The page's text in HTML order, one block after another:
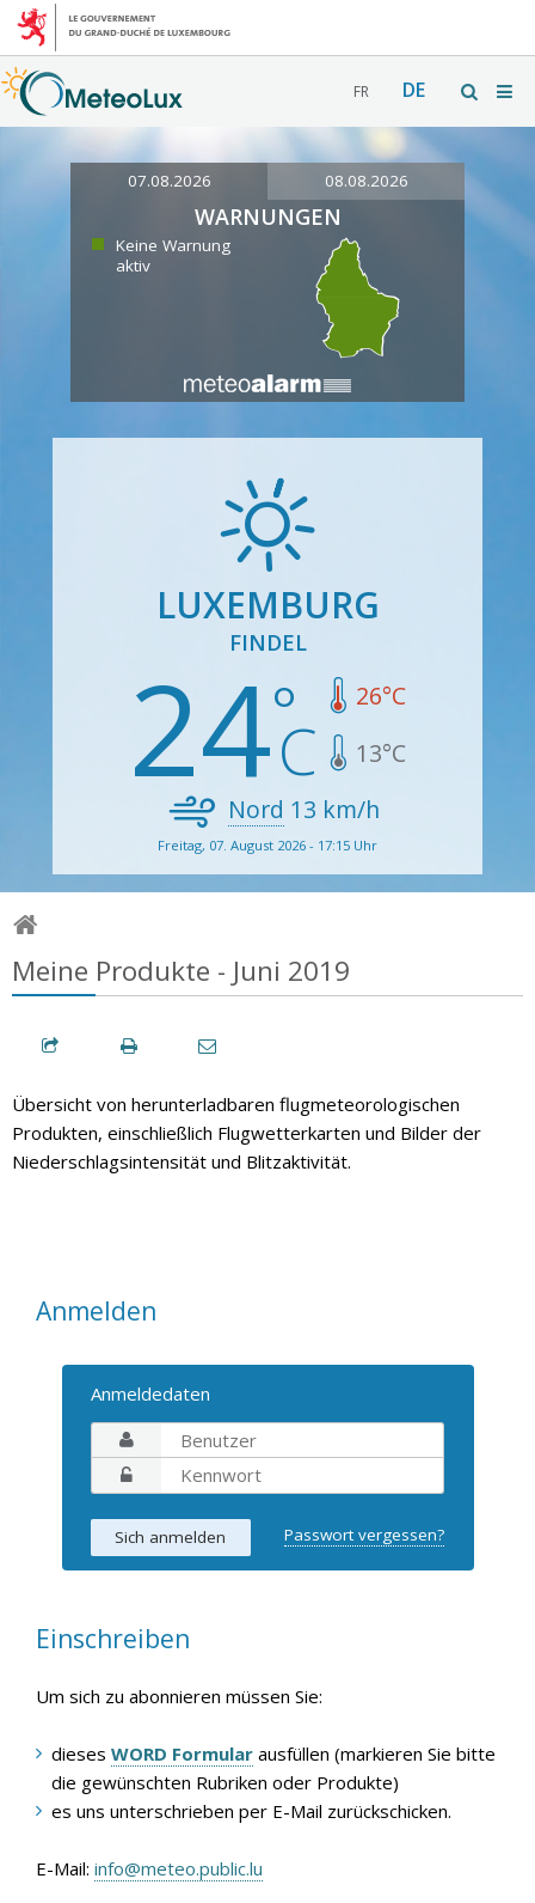
FR DE
07.08.2026 08.08.2026
WARNUNGEN
Keine Warnung
aktiv
LUXEMBURG
FINDEL
24 26°C
13°C
Nord 13 km/h
Freitag, 07. August 2026 - 17:15 Uhr
Meine Produkte - Juni 2019
Übersicht von herunterladbaren flugmeteorologischen
Produkten, einschließlich Flugwetterkarten und Bilder der
Niederschlagsintensität und Blitzaktivität.
Anmelden
Anmeldedaten
Passwort vergessen?
Einschreiben
Um sich zu abonnieren müssen Sie:
dieses WORD Formular ausfüllen (markieren Sie bitte
die gewünschten Rubriken oder Produkte)
es uns unterschrieben per E-Mail zurückschicken.
E-Mail: info@meteo.public.lu